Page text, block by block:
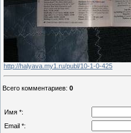
http://halyava.my1.ru/publ/10-1-0-425
Всего комментариев: 0
Имя *:
Email *: